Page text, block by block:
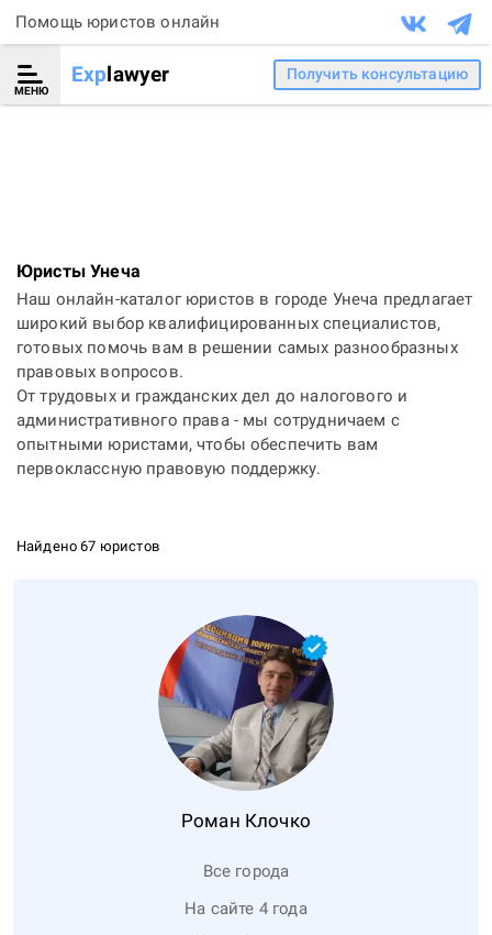
Помощь юристов онлайн
МЕНЮ
Explawyer Получить консультацию
Юристы Унеча
Наш онлайн-каталог юристов в городе Унеча предлагает
широкий выбор квалифицированных специалистов,
готовых помочь вам в решении самых разнообразных
правовых вопросов.
От трудовых и гражданских дел до налогового и
административного права - мы сотрудничаем с
опытными юристами, чтобы обеспечить вам
первоклассную правовую поддержку.
Найдено 67 юристов
Роман Клочко
Все города
На сайте 4 года